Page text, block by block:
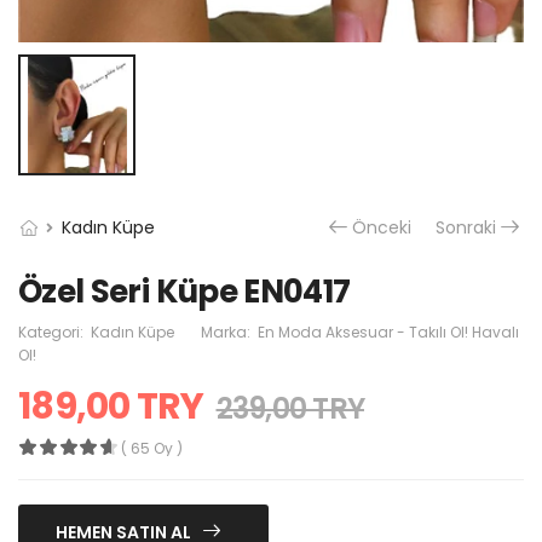
Kadın Küpe Önceki Sonraki
Özel Seri Küpe EN0417
Kategori: Kadın Küpe Marka: En Moda Aksesuar - Takılı Ol! Havalı
Ol!
189,00 TRY 239,00 TRY
( 65 Oy )
HEMEN SATIN AL